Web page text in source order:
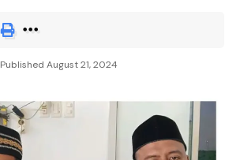
Published August 21, 2024